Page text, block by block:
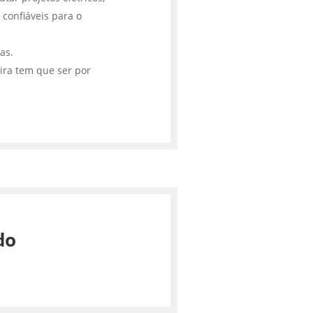
para o
tem que ser por